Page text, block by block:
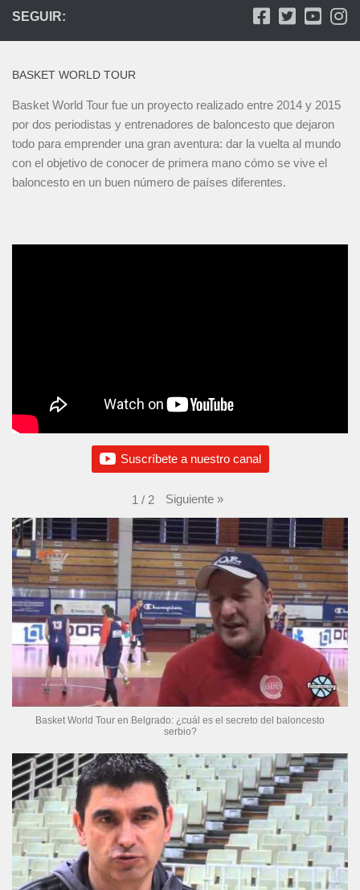
SEGUIR:
BASKET WORLD TOUR
Basket World Tour fue un proyecto realizado entre 2014 y 2015
por dos periodistas y entrenadores de baloncesto que dejaron
todo para emprender una gran aventura: dar la vuelta al mundo
con el objetivo de conocer de primera mano cómo se vive el
baloncesto en un buen número de países diferentes.
Suscríbete a nuestro canal
1 / 2 Siguiente »
Basket World Tour en Belgrado: ¿cuál es el secreto del baloncesto
serbio?